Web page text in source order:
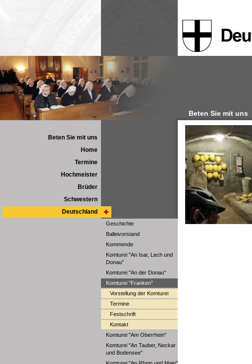
Beten Sie mit uns
Beten Sie mit uns
Home
Termine
Hochmeister
Brüder
Schwestern
Deutschland
Geschichte
Balleivorstand
Kommende
Komturei "An Isar, Lech und
Donau"
Komturei "An der Donau"
Komturei "Franken"
Vorstellung der Komturei
Termine
Festschrift
Kontakt
Komturei "Am Oberrhein"
Komturei "An Tauber, Neckar
und Bodensee"